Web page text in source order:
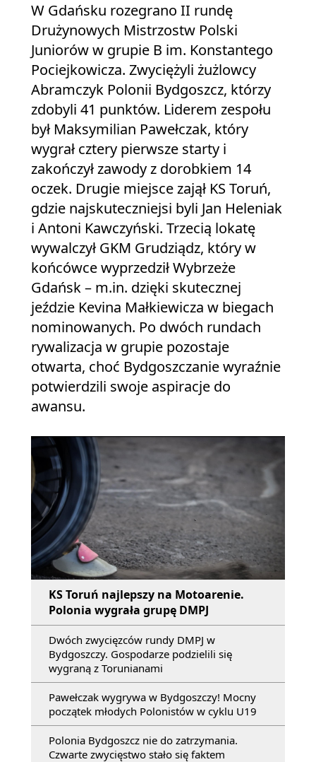
W Gdańsku rozegrano II rundę
Drużynowych Mistrzostw Polski
Juniorów w grupie B im. Konstantego
Pociejkowicza. Zwyciężyli żużlowcy
Abramczyk Polonii Bydgoszcz, którzy
zdobyli 41 punktów. Liderem zespołu
był Maksymilian Pawełczak, który
wygrał cztery pierwsze starty i
zakończył zawody z dorobkiem 14
oczek. Drugie miejsce zajął KS Toruń,
gdzie najskuteczniejsi byli Jan Heleniak
i Antoni Kawczyński. Trzecią lokatę
wywalczył GKM Grudziądz, który w
końcówce wyprzedził Wybrzeże
Gdańsk – m.in. dzięki skutecznej
jeździe Kevina Małkiewicza w biegach
nominowanych. Po dwóch rundach
rywalizacja w grupie pozostaje
otwarta, choć Bydgoszczanie wyraźnie
potwierdzili swoje aspiracje do
awansu.
KS Toruń najlepszy na Motoarenie.
Polonia wygrała grupę DMPJ
Dwóch zwycięzców rundy DMPJ w
Bydgoszczy. Gospodarze podzielili się
wygraną z Torunianami
Pawełczak wygrywa w Bydgoszczy! Mocny
początek młodych Polonistów w cyklu U19
Polonia Bydgoszcz nie do zatrzymania.
Czwarte zwycięstwo stało się faktem